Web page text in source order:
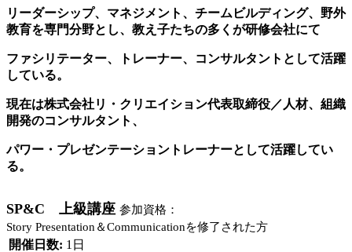
リーダーシップ、マネジメント、チームビルディング、野外
教育を専門分野とし、教え子たちの多くが研修会社にて
ファシリテーター、トレーナー、
コンサルタントとして活躍
している。
現在は株式会社リ・クリエイション代表取締役／人材、組織
開発のコンサルタント、
パワー・プレゼンテーショントレーナーとして活躍してい
る。
SP&C 上級講座 参加資格：
Story Presentation＆Communicationを修了された方
開催日数: 1日